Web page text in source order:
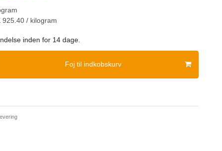
925.40 / kilogram
inden for 14 dage.
Foj til indkobskurv